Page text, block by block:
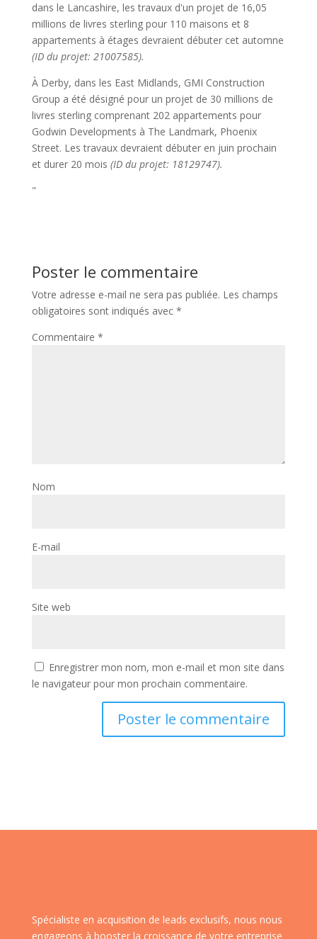
dans le Lancashire, les travaux d'un projet de 16,05
millions de livres sterling pour 110 maisons et 8
appartements à étages devraient débuter cet automne
(ID du projet: 21007585).
À Derby, dans les East Midlands, GMI Construction
Group a été désigné pour un projet de 30 millions de
livres sterling comprenant 202 appartements pour
Godwin Developments à The Landmark, Phoenix
Street. Les travaux devraient débuter en juin prochain
et durer 20 mois (ID du projet: 18129747).
"
Poster le commentaire
Votre adresse e-mail ne sera pas publiée. Les champs
obligatoires sont indiqués avec *
Commentaire *
Nom
E-mail
Site web
Enregistrer mon nom, mon e-mail et mon site dans
le navigateur pour mon prochain commentaire.
Spécialiste en acquisition de leads exclusifs, nous nous
engageons à booster la croissance de votre entreprise